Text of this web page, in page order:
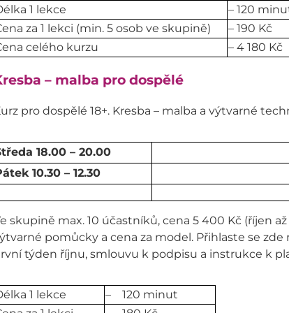
1 lekce
– 120
za 1 lekci (min. 5 osob ve skupině)
– 190 Kč
celého kurzu
– 4 180 Kč
– malba pro dospělé
pro dospělé 18+. Kresba – malba a výtvarné
18.00 – 20.00
10.30 – 12.30
skupině max. 10 účastníků, cena 5 400 Kč (říjen
pomůcky a cena za model. Přihlaste se zde
týden říjnu, smlouvu k podpisu a instrukce k
1 lekce
– 120 minut